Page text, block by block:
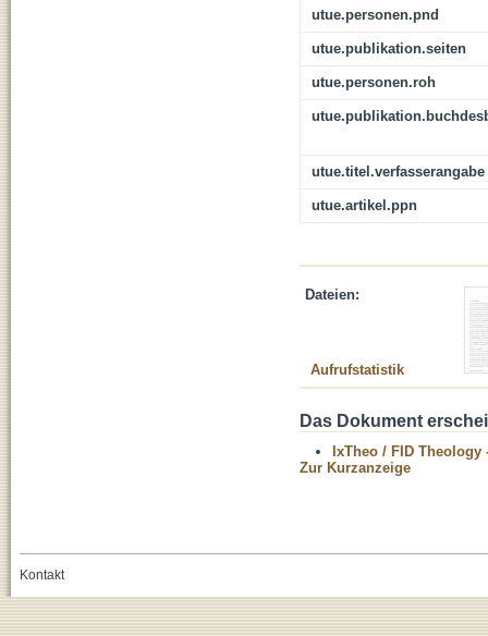
utue.personen.pnd
utue.publikation.seiten
utue.personen.roh
utue.titel.verfasserangabe
utue.artikel.ppn
Dateien:
Aufrufstatistik
Das Dokument
IxTheo / FID Theology
Zur Kurzanzeige
Kontakt